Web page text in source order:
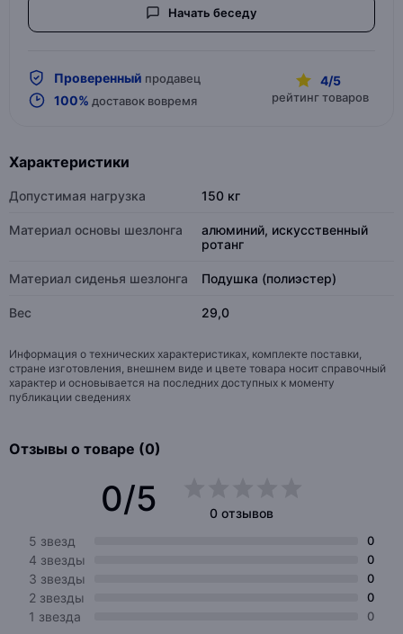
Начать беседу
Проверенный продавец
100% доставок вовремя
4/5
рейтинг товаров
Характеристики
Допустимая нагрузка 150 кг
Материал основы шезлонга
алюминий, искусственный
ротанг
Материал сиденья шезлонга Подушка (полиэстер)
Вес 29,0
Информация о технических характеристиках, комплекте поставки,
стране изготовления, внешнем виде и цвете товара носит справочный
характер и основывается на последних доступных к моменту
публикации сведениях
Отзывы о товаре (0)
0/5
0 отзывов
5 звезд
0
4 звезды 0
3 звезды 0
2 звезды 0
1 звезда 0